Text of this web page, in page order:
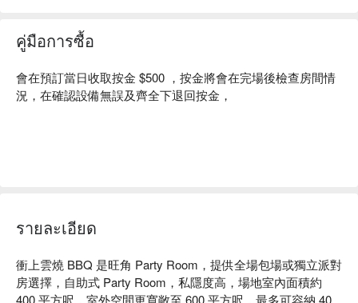
คู่มือการซื้อ
會在預訂當日收取按金 $500 ，按金將會在完場後檢查房間情
況，在確認設備無誤及齊全下退回按金，
รายละเอียด
衝上雲燒 BBQ 是旺角 Party Room，提供全場包場或獨立派對
房選擇，自助式 Party Room，私隱度高，場地室內面積約
400 平方呎，室外空間更寬敞至 600 平方呎，最多可容納 40